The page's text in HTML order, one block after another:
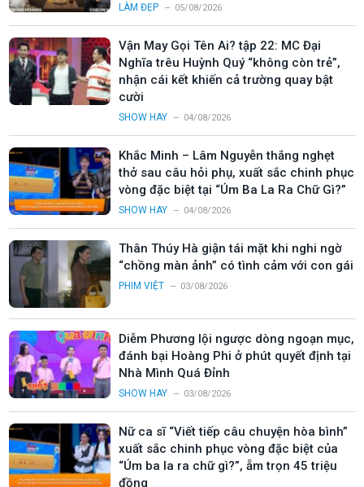
LÀM ĐẸP 05/08/2026
Vận May Gọi Tên Ai? tập 22: MC Đại
Nghĩa trêu Huỳnh Quý “không còn trẻ”,
nhận cái kết khiến cả trường quay bật
cười
SHOW HAY 04/08/2026
Khắc Minh – Lâm Nguyễn thắng nghẹt
thở sau câu hỏi phụ, xuất sắc chinh phục
vòng đặc biệt tại “Úm Ba La Ra Chữ Gì?”
SHOW HAY 04/08/2026
Thân Thúy Hà giận tái mặt khi nghi ngờ
“chồng màn ảnh” có tình cảm với con gái
PHIM VIỆT 03/08/2026
Diễm Phương lội ngược dòng ngoạn mục,
đánh bại Hoàng Phi ở phút quyết định tại
Nhà Mình Quá Đỉnh
SHOW HAY 03/08/2026
Nữ ca sĩ “Viết tiếp câu chuyện hòa bình”
xuất sắc chinh phục vòng đặc biệt của
“Úm ba la ra chữ gì?”, ẵm trọn 45 triệu
đồng